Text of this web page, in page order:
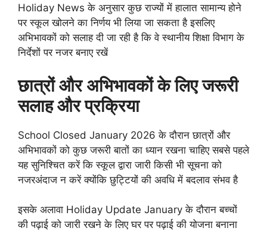
Holiday News के अनुसार कुछ राज्यों में हालात सामान्य होने
पर स्कूल खोलने का निर्णय भी लिया जा सकता है इसलिए
अभिभावकों को सलाह दी जा रही है कि वे स्थानीय शिक्षा विभाग के
निर्देशों पर नजर बनाए रखें
छात्रों और अभिभावकों के लिए जरूरी
सलाह और प्रक्रिया
School Closed January 2026 के दौरान छात्रों और
अभिभावकों को कुछ जरूरी बातों का ध्यान रखना चाहिए सबसे पहले
यह सुनिश्चित करें कि स्कूल द्वारा जारी किसी भी सूचना को
नजरअंदाज न करें क्योंकि छुट्टियों की अवधि में बदलाव संभव है
इसके अलावा Holiday Update January के दौरान बच्चों
की पढ़ाई को जारी रखने के लिए घर पर पढ़ाई की योजना बनाना